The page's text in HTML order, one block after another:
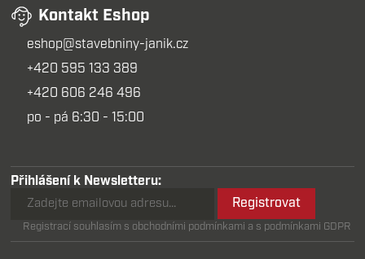
Kontakt Eshop
eshop@stavebniny-janik.cz
+420 595 133 389
+420 606 246 496
po - pá 6:30 - 15:00
Přihlášení k Newsletteru:
Registrovat
Registrací souhlasím s obchodními podmínkami a s podmínkami GDPR